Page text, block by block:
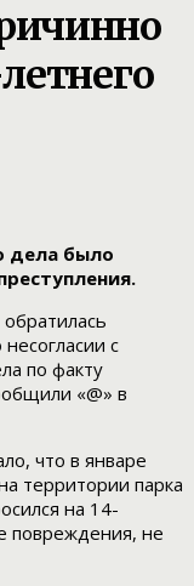
дела было
с
по факту
«@» в
что в январе
территории парка
на 14-
повреждения, не